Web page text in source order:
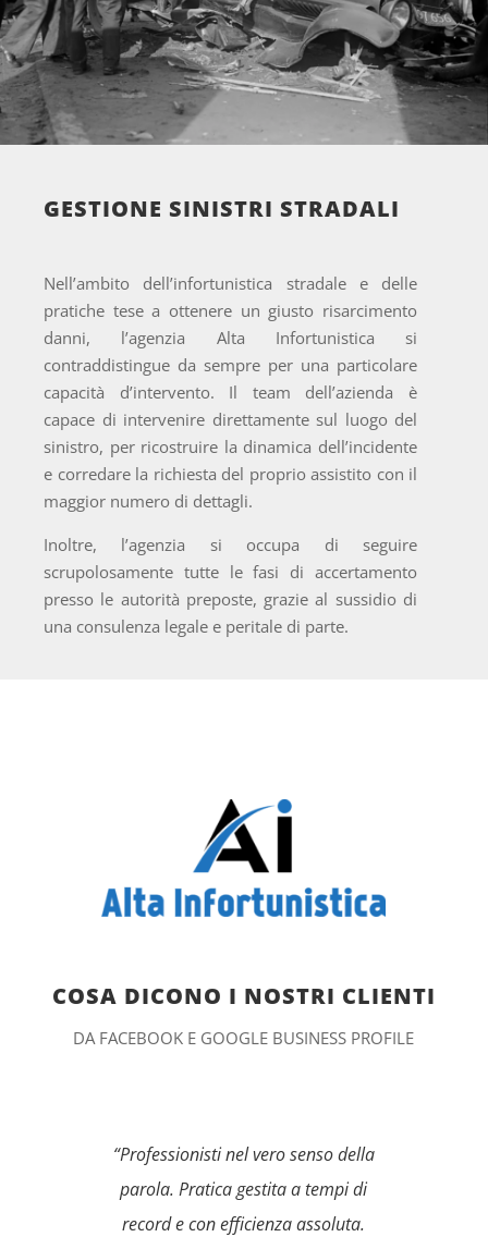
GESTIONE SINISTRI STRADALI
Nell’ambito dell’infortunistica stradale e delle
pratiche tese a ottenere un giusto risarcimento
danni, l’agenzia Alta Infortunistica si
contraddistingue da sempre per una particolare
capacità d’intervento. Il team dell’azienda è
capace di intervenire direttamente sul luogo del
sinistro, per ricostruire la dinamica dell’incidente
e corredare la richiesta del proprio assistito con il
maggior numero di dettagli.
Inoltre, l’agenzia si occupa di seguire
scrupolosamente tutte le fasi di accertamento
presso le autorità preposte, grazie al sussidio di
una consulenza legale e peritale di parte.
COSA DICONO I NOSTRI CLIENTI
DA FACEBOOK E GOOGLE BUSINESS PROFILE
“Professionisti nel vero senso della
parola. Pratica gestita a tempi di
record e con efficienza assoluta.